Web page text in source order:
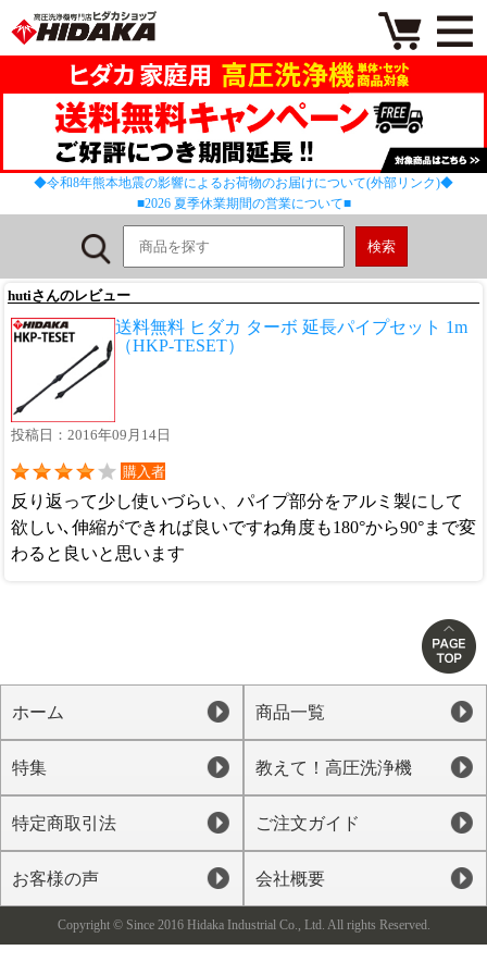
◆令和8年熊本地震の影響によるお荷物のお届けについて(外部リンク)◆
■2026 夏季休業期間の営業について■
hutiさんのレビュー
送料無料 ヒダカ ターボ 延長パイプセット 1m
（HKP-TESET）
投稿日：2016年09月14日
購入者
反り返って少し使いづらい、パイプ部分をアルミ製にして
欲しい､伸縮ができれば良いですね角度も180°から90°まで変
わると良いと思います
ホーム 商品一覧
特集 教えて！高圧洗浄機
特定商取引法 ご注文ガイド
お客様の声 会社概要
Copyright © Since 2016 Hidaka Industrial Co., Ltd. All rights Reserved.